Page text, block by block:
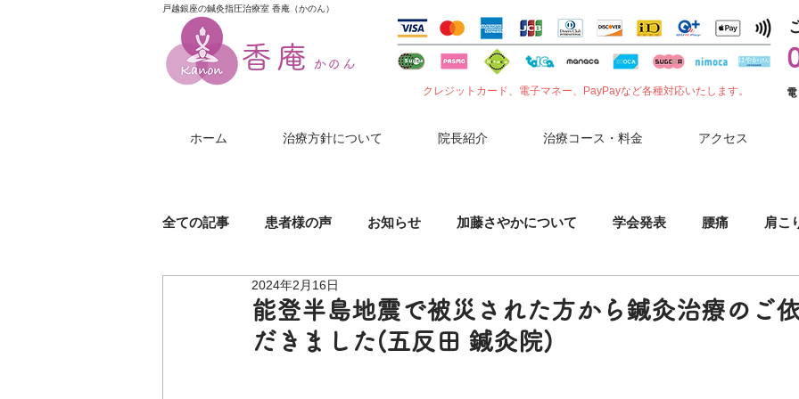
戸越銀座の鍼灸指圧治療室 香庵（かのん）
香庵 かのん
クレジットカード、電子マネー、PayPayなど各種対応いたします。
ホーム 治療方針について 院長紹介 治療コース・料金 アクセス
全ての記事 患者様の声 お知らせ 加藤さやかについて 学会発表 腰痛 肩こ
膝（ひざ）の痛み
能登半島地震で被災された方から鍼灸治療のご
だきました(五反田 鍼灸院)
2024年2月16日